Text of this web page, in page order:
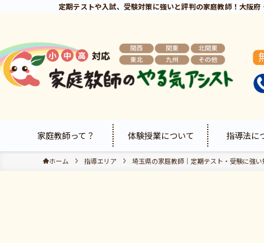
定期テストや入試、受験対策に強いと評判の家庭教師！大阪
家庭教師って？ 体験授業について 指導法に
ホーム 指導エリア 埼玉県の家庭教師｜定期テスト・受験に強い